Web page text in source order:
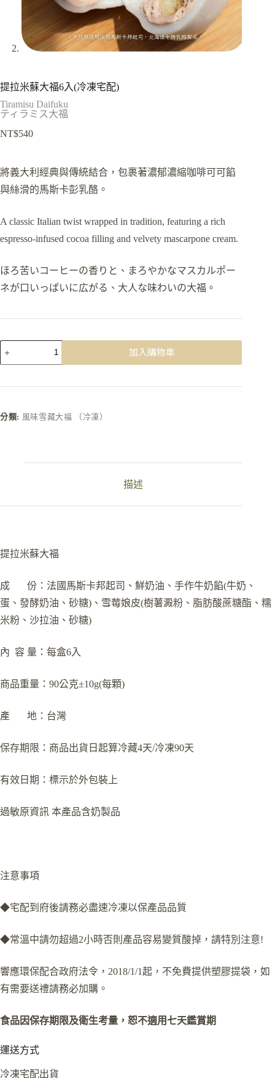
提拉米蘇大福6入(冷凍宅配)
Tiramisu Daifuku
ティラミス大福
NT$540
將義大利經典與傳統結合，包裹著濃郁濃縮咖啡可可餡
與絲滑的馬斯卡彭乳酪。
A classic Italian twist wrapped in tradition, featuring a rich
espresso-infused cocoa filling and velvety mascarpone cream.
ほろ苦いコーヒーの香りと、まろやかなマスカルポー
ネが口いっぱいに広がる、大人な味わいの大福。
加入購物車
分類: 風味雪藏大福 （冷凍）
描述
提拉米蘇大福
成 份：法國馬斯卡邦起司、鮮奶油、手作牛奶餡(牛奶、
蛋、發酵奶油、砂糖)、雪莓娘皮(樹薯澱粉、脂肪酸蔗糖酯、糯
米粉、沙拉油、砂糖)
內 容 量：每盒6入
商品重量：90公克±10g(每顆)
產 地：台灣
保存期限：商品出貨日起算冷藏4天/冷凍90天
有效日期：標示於外包裝上
過敏原資訊 本產品含奶製品
注意事項
◆宅配到府後請務必盡速冷凍以保產品品質
◆常溫中請勿超過2小時否則產品容易變質酸掉，請特別注意!
響應環保配合政府法令，2018/1/1起，不免費提供塑膠提袋，如
有需要送禮請務必加購。
食品因保存期限及衛生考量，恕不適用七天鑑賞期
運送方式
冷凍宅配出貨